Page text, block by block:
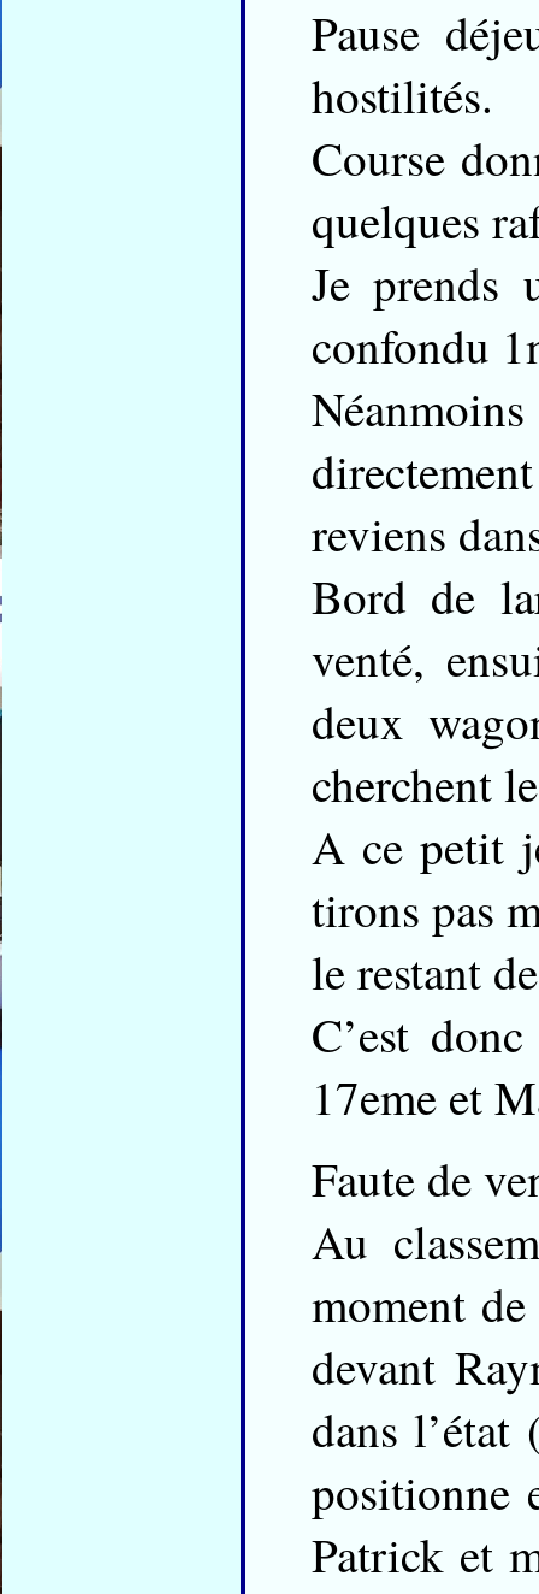
Pause
hostilités.
Course
quelques
Je prends
confondu
reviens
Bord de
venté,
deux
cherchent
A ce petit
tirons pas
le restant
C’est
17eme et
Faute de
Au
moment
devant
dans
positionne
Patrick et